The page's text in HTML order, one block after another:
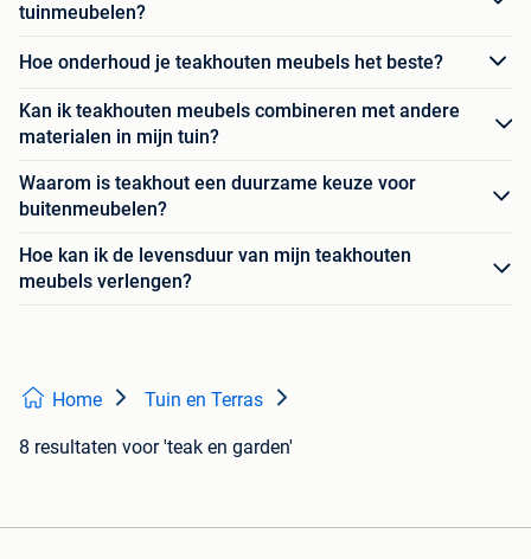
tuinmeubelen?
Hoe onderhoud je teakhouten meubels het beste?
Kan ik teakhouten meubels combineren met andere
materialen in mijn tuin?
Waarom is teakhout een duurzame keuze voor
buitenmeubelen?
Hoe kan ik de levensduur van mijn teakhouten
meubels verlengen?
Home Tuin en Terras
8 resultaten voor 'teak en garden'